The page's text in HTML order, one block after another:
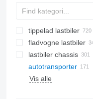
tippelad lastbiler
fladvogne lastbiler
lastbiler chassis
autotransporter
Vis alle